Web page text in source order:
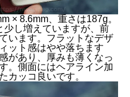
× 8.6mm、重さは187g。
少し増えていますが、前
います。フラットなデザ
ット感はやや落ちます
があり、厚みも薄くなっ
。側面にはヘアライン加
カッコ良いです。